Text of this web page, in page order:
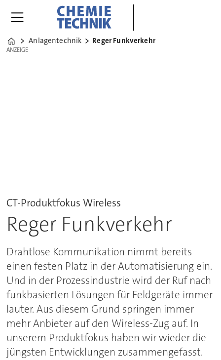
Home
Anlagentechnik Reger Funkverkehr
ANZEIGE
ANZEIGE
CT-Produktfokus Wireless
Reger Funkverkehr
Drahtlose Kommunikation nimmt bereits
einen festen Platz in der Automatisierung ein.
Und in der Prozessindustrie wird der Ruf nach
funkbasierten Lösungen für Feldgeräte immer
lauter. Aus diesem Grund springen immer
mehr Anbieter auf den Wireless-Zug auf. In
unserem Produktfokus haben wir wieder die
jüngsten Entwicklungen zusammengefasst.